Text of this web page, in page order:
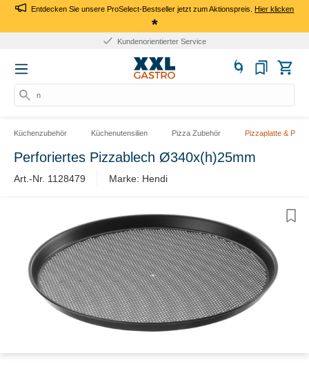
Entdecken Sie unsere ProSelect-Bestseller jetzt zum Aktionspreis.Hier klicken
*
Kundenorientierter Service
nac
Küchenzubehör Küchenutensilien Pizza Zubehör Pizzaplatte &
Perforiertes Pizzablech Ø340x(h)25mm
Art.-Nr. 1128479 Marke: Hendi